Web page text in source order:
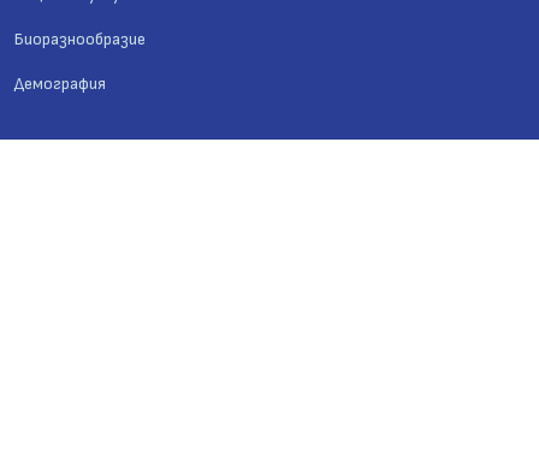
Биоразнообразие
Демография